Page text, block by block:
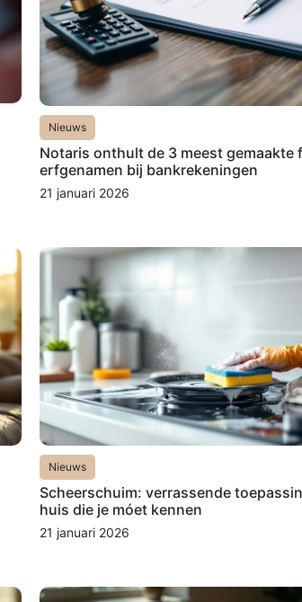
Nieuws
Notaris onthult de 3 meest gemaakte
erfgenamen bij bankrekeningen
21 januari 2026
Nieuws
Scheerschuim: verrassende
huis die je móet kennen
21 januari 2026